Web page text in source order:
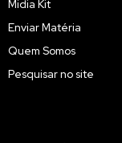
Midia Kit
Enviar Matéria
Quem Somos
Pesquisar no site